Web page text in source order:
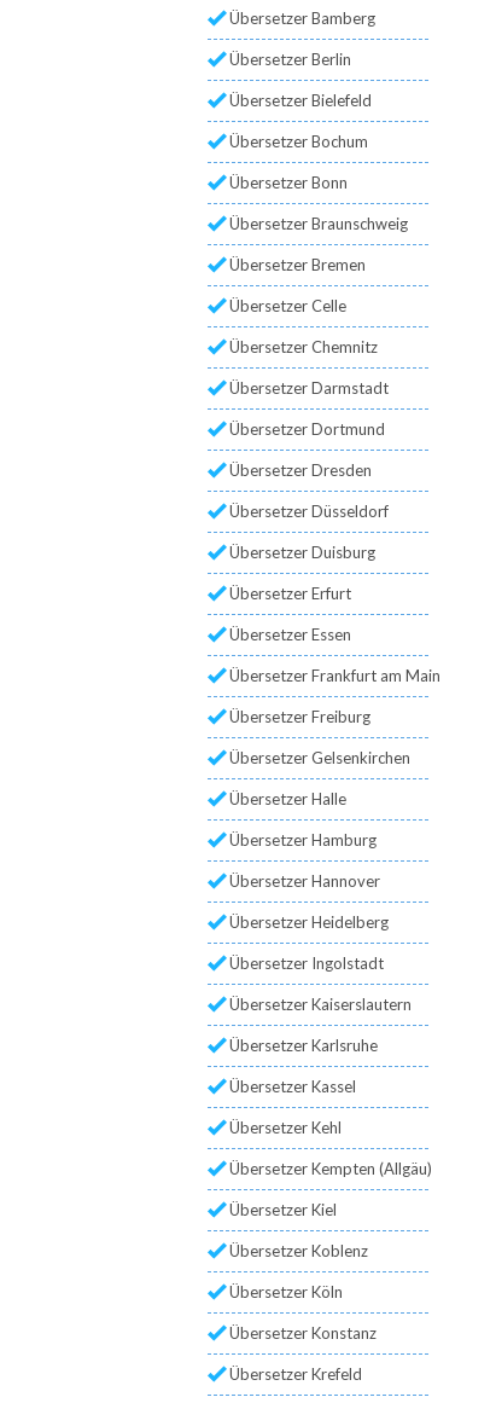
Übersetzer Bamberg
Übersetzer Berlin
Übersetzer Bielefeld
Übersetzer Bochum
Übersetzer Bonn
Übersetzer Braunschweig
Übersetzer Bremen
Übersetzer Celle
Übersetzer Chemnitz
Übersetzer Darmstadt
Übersetzer Dortmund
Übersetzer Dresden
Übersetzer Düsseldorf
Übersetzer Duisburg
Übersetzer Erfurt
Übersetzer Essen
Übersetzer Frankfurt am Main
Übersetzer Freiburg
Übersetzer Gelsenkirchen
Übersetzer Halle
Übersetzer Hamburg
Übersetzer Hannover
Übersetzer Heidelberg
Übersetzer Ingolstadt
Übersetzer Kaiserslautern
Übersetzer Karlsruhe
Übersetzer Kassel
Übersetzer Kehl
Übersetzer Kempten (Allgäu)
Übersetzer Kiel
Übersetzer Koblenz
Übersetzer Köln
Übersetzer Konstanz
Übersetzer Krefeld